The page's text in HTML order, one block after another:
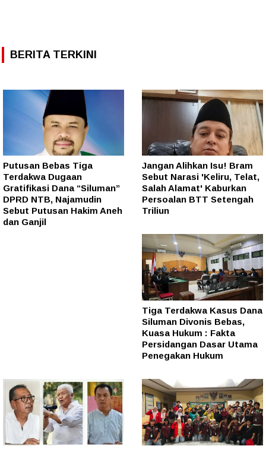
BERITA TERKINI
Putusan Bebas Tiga
Terdakwa Dugaan
Gratifikasi Dana “Siluman”
DPRD NTB, Najamudin
Sebut Putusan Hakim Aneh
dan Ganjil
Jangan Alihkan Isu! Bram
Sebut Narasi 'Keliru, Telat,
Salah Alamat' Kaburkan
Persoalan BTT Setengah
Triliun
Tiga Terdakwa Kasus Dana
Siluman Divonis Bebas,
Kuasa Hukum : Fakta
Persidangan Dasar Utama
Penegakan Hukum